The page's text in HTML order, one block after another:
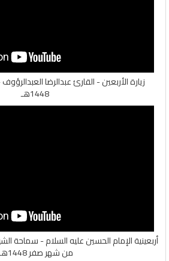
1448هـ
من شهر صفر 1448هــ